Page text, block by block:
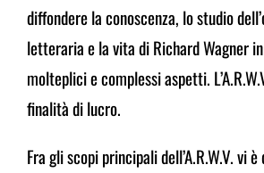
diffondere la conoscenza, lo studio
letteraria e la vita di Richard Wagner
molteplici e complessi aspetti.
finalità di lucro.
Fra gli scopi principali dell’A.R.W.V. vi